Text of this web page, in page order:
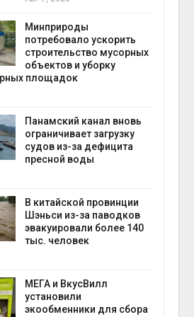
Минприроды
потребовало ускорить
строительство мусорных
объектов и уборку
площадок
Панамский канал вновь
ограничивает загрузку
судов из-за дефицита
пресной воды
В китайской провинции
Шэньси из-за паводков
эвакуировали более 140
тыс. человек
МЕГА и ВкусВилл
установили
экообменники для сбора